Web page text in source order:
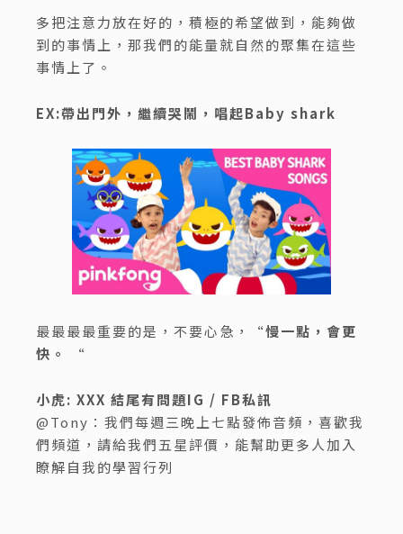
多把注意力放在好的，積極的希望做到，能夠做
到的事情上，那我們的能量就自然的聚集在這些
事情上了。
EX:帶出門外，繼續哭鬧，唱起Baby shark
最最最最重要的是，不要心急，“慢一點，會更
快。
“
小虎: XXX 結尾有問題IG / FB私訊
@Tony：我們每週三晚上七點發佈音頻，喜歡我
們頻道，請給我們五星評價，能幫助更多人加入
瞭解自我的學習行列